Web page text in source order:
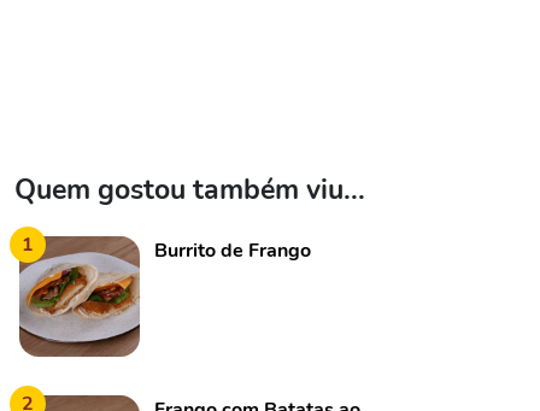
Quem gostou também viu...
1 Burrito de Frango
2